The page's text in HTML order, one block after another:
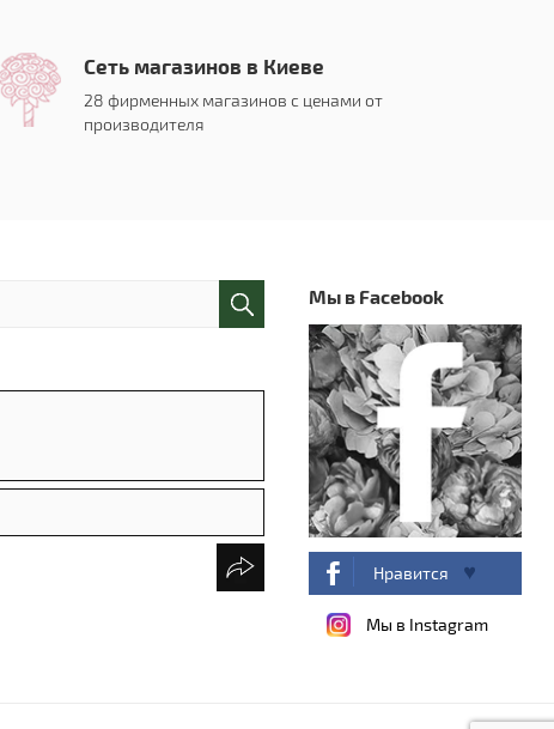
Сеть магазинов в Киеве
28 фирменных магазинов с ценами от
производителя
Мы в Facebook
Нравится
Мы в Instagram